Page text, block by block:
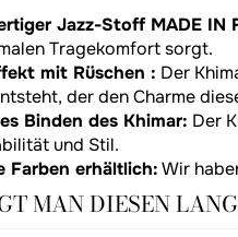
Jazz-Stoff MADE IN
Tragekomfort sorgt.
mit Rüschen : Der
der den Charme
Binden des Khimar: Der
und Stil.
Farben erhältlich:Wir
MAN DIESEN